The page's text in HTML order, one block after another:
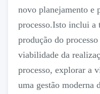
novo planejamento e
processo.Isto inclui a
produção do
viabilidade da
processo, explorar a
uma gestão moderna